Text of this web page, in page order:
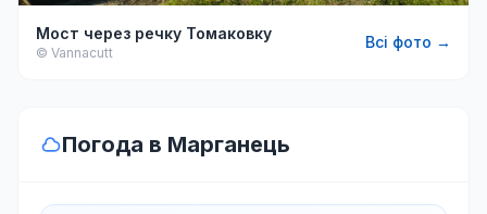
Мост через речку Томаковку
© Vannacutt
Всі фото →
Погода в Марганець